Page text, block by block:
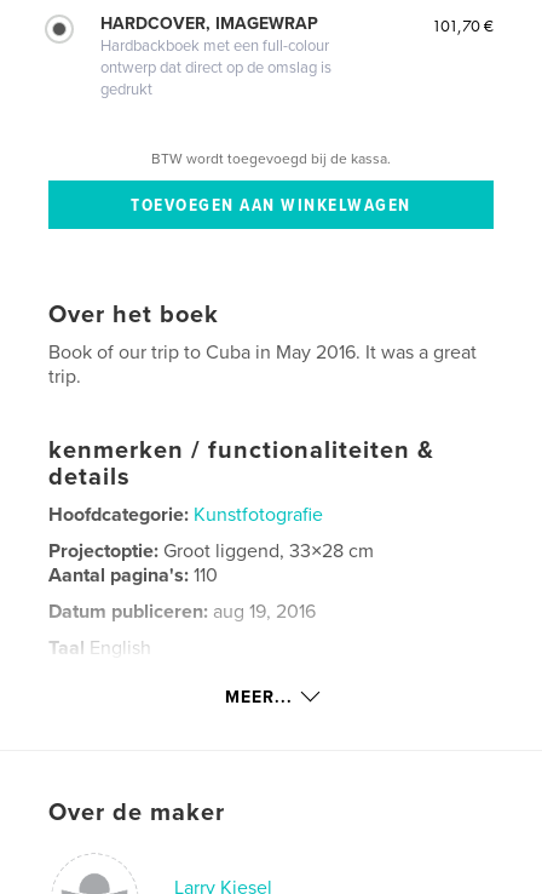
HARDCOVER, IMAGEWRAP
Hardbackboek met een full-colour
ontwerp dat direct op de omslag is
gedrukt
101,70 €
BTW wordt toegevoegd bij de kassa.
Over het boek
Book of our trip to Cuba in May 2016. It was a great
trip.
kenmerken / functionaliteiten &
details
Hoofdcategorie: Kunstfotografie
Projectoptie: Groot liggend, 33×28 cm
Aantal pagina's:110
Datum publiceren: aug 19, 2016
Taal English
MEER...
Over de maker
Larry Kiesel